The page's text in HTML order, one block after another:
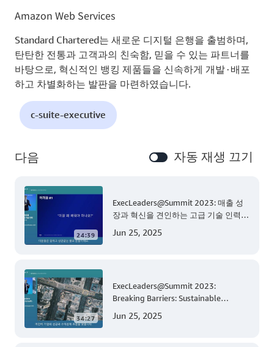
Amazon Web Services
Standard Chartered는 새로운 디지털 은행을 출범하며,
탄탄한 전통과 고객과의 친숙함, 믿을 수 있는 파트너를
바탕으로, 혁신적인 뱅킹 제품들을 신속하게 개발∙배포
하고 차별화하는 발판을 마련하였습니다.
c-suite-executive
다음 자동 재생 끄기
24:39
ExecLeaders@Summit 2023: 매출 성
장과 혁신을 견인하는 고급 기술 인력
Jun 25, 2025
34:27
ExecLeaders@Summit 2023:
Breaking Barriers: Sustainable
Jun 25, 2025